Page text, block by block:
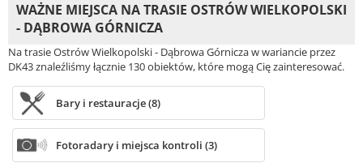
WAŻNE MIEJSCA NA TRASIE OSTRÓW WIELKOPOLSKI
- DĄBROWA GÓRNICZA
Na trasie Ostrów Wielkopolski - Dąbrowa Górnicza w wariancie przez
DK43 znaleźliśmy łącznie 130 obiektów, które mogą Cię zainteresować.
Bary i restauracje (8)
Fotoradary i miejsca kontroli (3)